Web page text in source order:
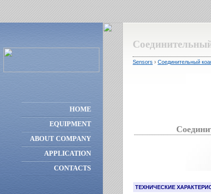
HOME
EQUIPMENT
ABOUT COMPANY
APPLICATION
CONTACTS
Sensors › Соединительный
ТЕХНИЧЕСКИЕ